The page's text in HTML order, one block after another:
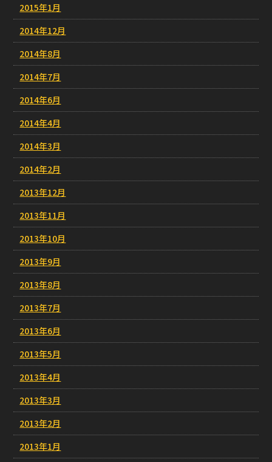
2015年1月
2014年12月
2014年8月
2014年7月
2014年6月
2014年4月
2014年3月
2014年2月
2013年12月
2013年11月
2013年10月
2013年9月
2013年8月
2013年7月
2013年6月
2013年5月
2013年4月
2013年3月
2013年2月
2013年1月